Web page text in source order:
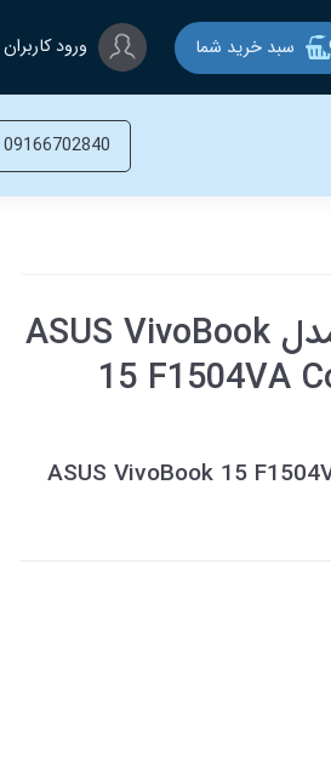
سبد خرید شما ورود کاربران
09166702840
لپ تاپ ایسوس 15.6 اینچی مدل ASUS VivoBook
15 F1504VA
ASUS VivoBook 15